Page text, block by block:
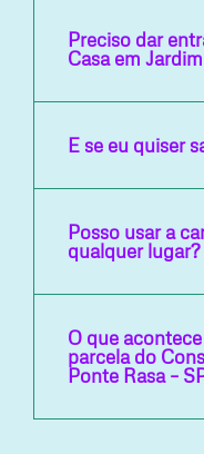
Preciso dar
Casa em
E se eu quiser
Posso usar a
qualquer lugar?
O que
parcela do
Ponte Rasa –